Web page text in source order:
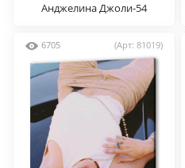
Анджелина Джоли-54
6705 (Арт: 81019)